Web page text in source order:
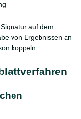
auf dem
von Ergebnissen an
koppeln.